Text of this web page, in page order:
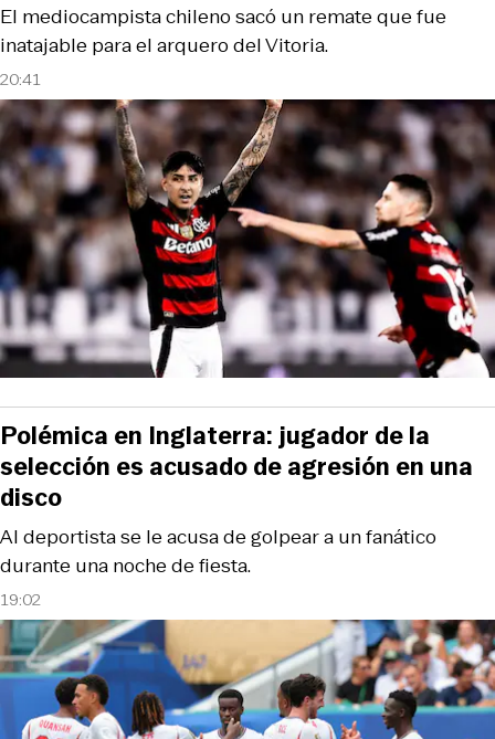
20:41
El mediocampista chileno sacó un remate que fue
inatajable para el arquero del Vitoria.
19:02
Al deportista se le acusa de golpear a un fanático
durante una noche de fiesta.
Polémica en Inglaterra: jugador de la
selección es acusado de agresión en una
disco